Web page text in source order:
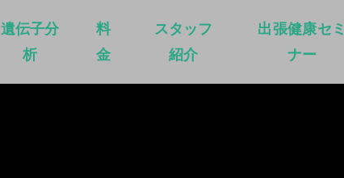
遺伝子分
析
料
金
スタッフ
紹介
出張健康セミ
ナー